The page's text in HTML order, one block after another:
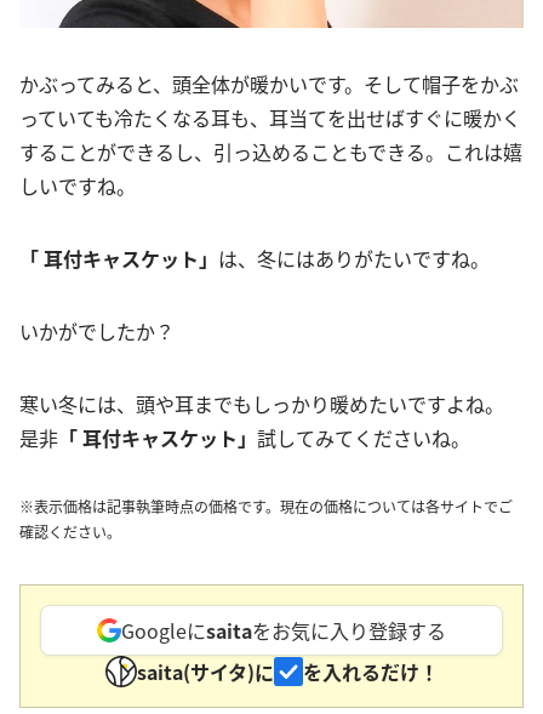
かぶってみると、頭全体が暖かいです。そして帽子をかぶ
っていても冷たくなる耳も、耳当てを出せばすぐに暖かく
することができるし、引っ込めることもできる。これは嬉
しいですね。
「 耳付キャスケット」 は、冬にはありがたいですね。
いかがでしたか？
寒い冬には、頭や耳までもしっかり暖めたいですよね。
是非 「 耳付キャスケット」 試してみてくださいね。
※表示価格は記事執筆時点の価格です。現在の価格については各サイトでご
確認ください。
Googleにsaitaをお気に入り登録する
saita(サイタ)に
を入れるだけ！